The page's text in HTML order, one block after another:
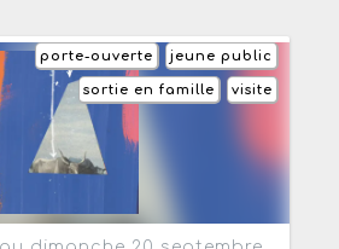
jeune public
porte-ouverte
visite
sortie en famille